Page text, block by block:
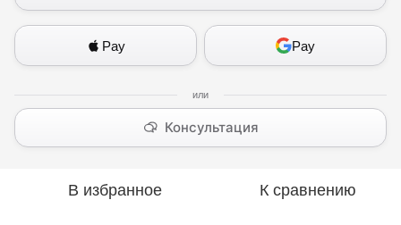
Pay Pay
Консультация
В избранное К сравнению